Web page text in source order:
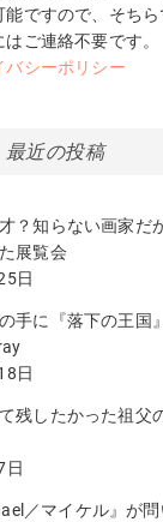
能ですので、そち
ご連絡不要です。
バシーポリシー
最近の投稿
？知らない画家だ
展覧会
日
手に『落下の王国
日
残したかった祖父
日
／マイケル』が問